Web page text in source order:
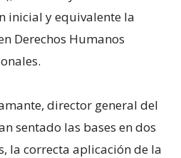
inicial y equivalente la
Derechos Humanos
director general del
sentado las bases en dos
la correcta aplicación de la